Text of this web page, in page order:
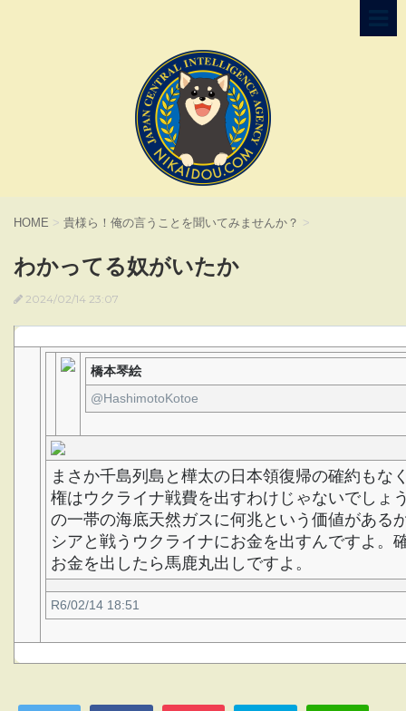
HOME > 貴様ら！俺の言うことを聞いてみませんか？ >
わかってる奴がいたか
2024/02/14 23:07
橋本琴絵
⁦‪@HashimotoKotoe‬⁩
まさか千島列島と樺太の日本領復帰の確約もな
権はウクライナ戦費を出すわけじゃないでしょ
の一帯の海底天然ガスに何兆という価値がある
シアと戦うウクライナにお金を出すんですよ。
お金を出したら馬鹿丸出しですよ。
R6/02/14 18:51